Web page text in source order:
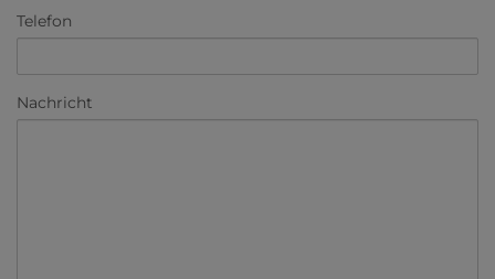
Telefon
Nachricht